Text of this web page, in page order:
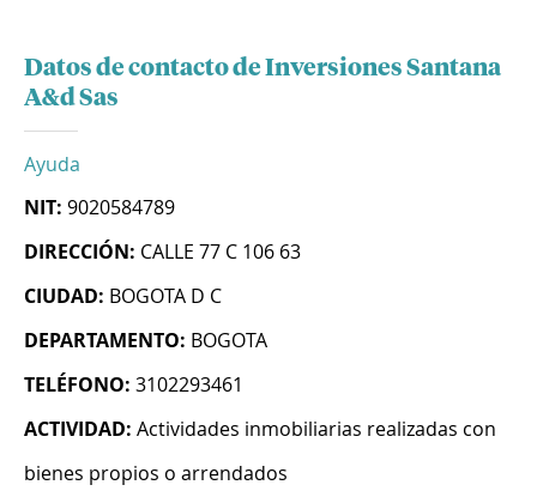
Datos de contacto de Inversiones Santana
A&d Sas
Ayuda
NIT: 9020584789
DIRECCIÓN: CALLE 77 C 106 63
CIUDAD: BOGOTA D C
DEPARTAMENTO: BOGOTA
TELÉFONO: 3102293461
ACTIVIDAD: Actividades inmobiliarias realizadas con
bienes propios o arrendados